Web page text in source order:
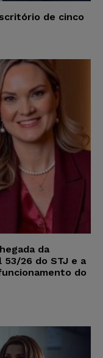
de cinco
da
26 do STJ e a
do